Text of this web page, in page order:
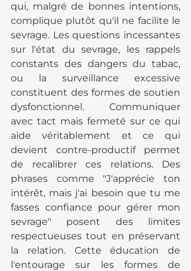
qui, malgré de bonnes intentions,
complique plutôt qu'il ne facilite le
sevrage. Les questions incessantes
sur l'état du sevrage, les rappels
constants des dangers du tabac,
ou la surveillance excessive
constituent des formes de soutien
dysfonctionnel. Communiquer
avec tact mais fermeté sur ce qui
aide véritablement et ce qui
devient contre-productif permet
de recalibrer ces relations. Des
phrases comme "J'apprécie ton
intérêt, mais j'ai besoin que tu me
fasses confiance pour gérer mon
sevrage" posent des limites
respectueuses tout en préservant
la relation. Cette éducation de
l'entourage sur les formes de